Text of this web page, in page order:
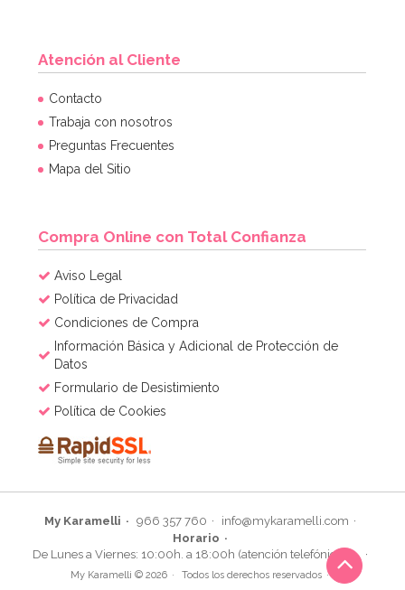
Botellita de leche tradicional 0,5 Lt
AÑADIR
Piñata Patrulla Modelo B 40 cm
Atención al Cliente
Contacto
Trabaja con nosotros
Preguntas Frecuentes
Mapa del Sitio
Compra Online con Total Confianza
Aviso Legal
Política de Privacidad
Condiciones de Compra
Información Básica y Adicional de Protección de
Datos
Formulario de Desistimiento
Política de Cookies
My Karamelli 966 357 760
info@mykaramelli.com
Horario
De Lunes a Viernes: 10:00h. a 18:00h (atención telefónica)
My Karamelli © 2026 Todos los derechos reservados